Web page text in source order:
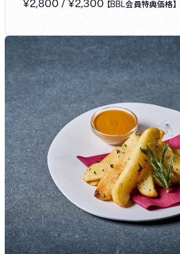
【BBL会員特典価格】